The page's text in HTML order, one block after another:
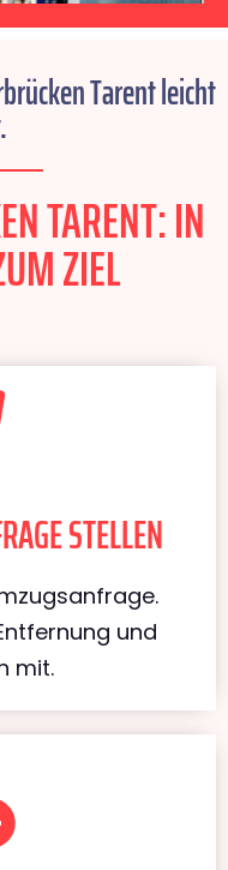
Tarent leicht
TARENT: IN
ZIEL
STELLEN
und
mit.